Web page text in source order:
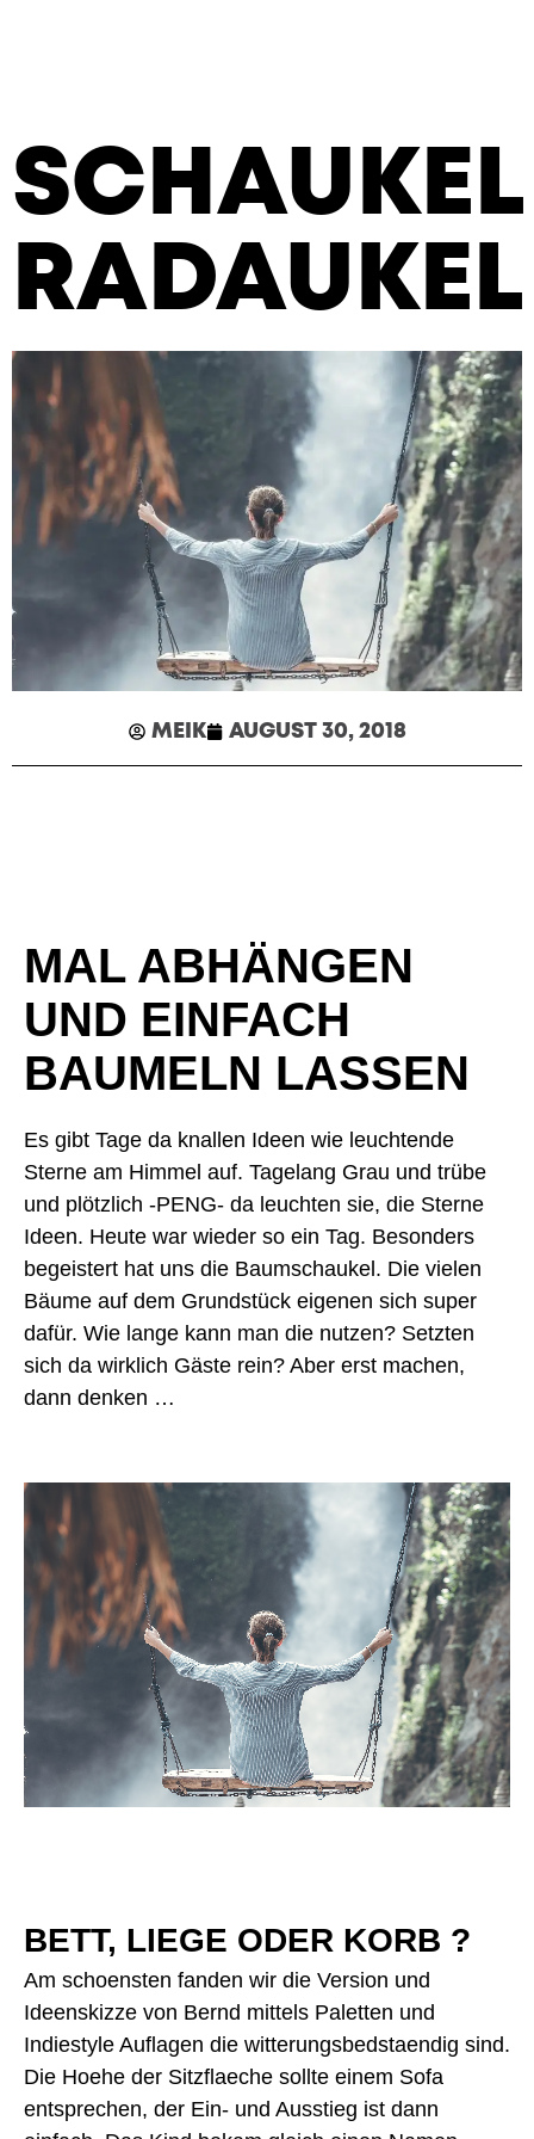
SCHAUKEL
RADAUKEL
MEIK AUGUST 30, 2018
MAL ABHÄNGEN
UND EINFACH
BAUMELN LASSEN
Es gibt Tage da knallen Ideen wie leuchtende
Sterne am Himmel auf. Tagelang Grau und trübe
und plötzlich -PENG- da leuchten sie, die Sterne
Ideen. Heute war wieder so ein Tag. Besonders
begeistert hat uns die Baumschaukel. Die vielen
Bäume auf dem Grundstück eigenen sich super
dafür. Wie lange kann man die nutzen? Setzten
sich da wirklich Gäste rein? Aber erst machen,
dann denken …
BETT, LIEGE ODER KORB ?
Am schoensten fanden wir die Version und
Ideenskizze von Bernd mittels Paletten und
Indiestyle Auflagen die witterungsbedstaendig sind.
Die Hoehe der Sitzflaeche sollte einem Sofa
entsprechen, der Ein- und Ausstieg ist dann